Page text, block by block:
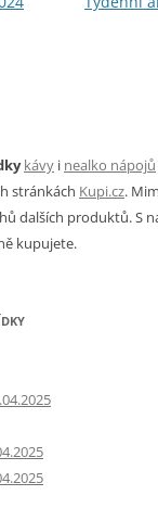
kávy i nealko nápojů
stránkách Kupi.cz.
dalších produktů. S
kupujete.